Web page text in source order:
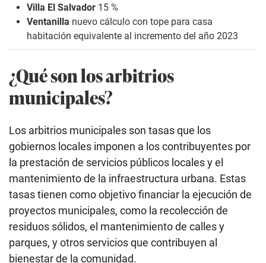
Villa El Salvador 15 %
Ventanilla nuevo cálculo con tope para casa
habitación equivalente al incremento del año 2023
¿Qué son los arbitrios
municipales?
Los arbitrios municipales son tasas que los
gobiernos locales imponen a los contribuyentes por
la prestación de servicios públicos locales y el
mantenimiento de la infraestructura urbana. Estas
tasas tienen como objetivo financiar la ejecución de
proyectos municipales, como la recolección de
residuos sólidos, el mantenimiento de calles y
parques, y otros servicios que contribuyen al
bienestar de la comunidad.